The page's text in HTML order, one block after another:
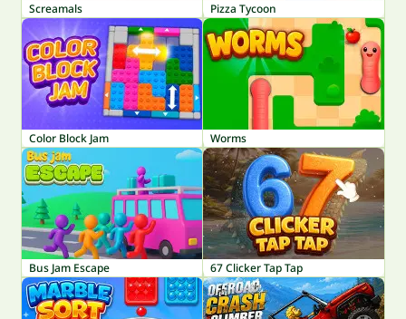
Screamals Pizza Tycoon
Color Block Jam Worms
Bus Jam Escape 67 Clicker Tap Tap